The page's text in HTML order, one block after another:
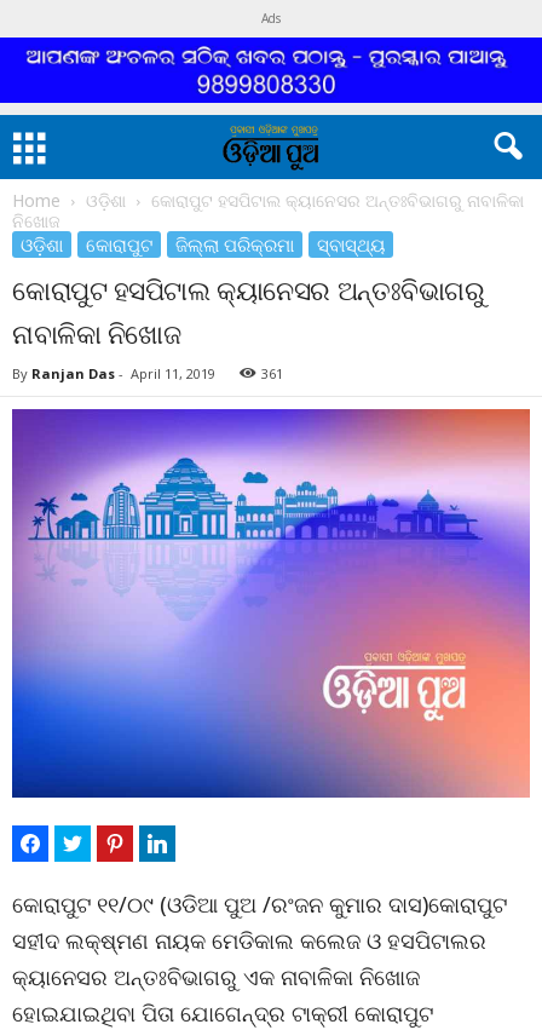
Ads
Home ଓଡ଼ିଶା
କୋରାପୁଟ ହସପିଟାଲ କ୍ୟାନେସର ଅନ୍ତଃବିଭାଗରୁ ନାବାଳିକା
ନିଖୋଜ
ଓଡ଼ିଶା କୋରାପୁଟ ଜିଲ୍ଲା ପରିକ୍ରମା ସ୍ବାସ୍ଥ୍ୟ
କୋରାପୁଟ ହସପିଟାଲ କ୍ୟାନେସର ଅନ୍ତଃବିଭାଗରୁ
ନାବାଳିକା ନିଖୋଜ
By Ranjan Das - April 11, 2019 361
କୋରାପୁଟ ୧୧/୦୯ (ଓଡିଆ ପୁଅ /ରଂଜନ କୁମାର ଦାସ)କୋରାପୁଟ
ସହୀଦ ଲକ୍ଷ୍ମଣ ନାୟକ ମେଡିକାଲ କଲେଜ ଓ ହସପିଟାଲର
କ୍ୟାନେସର ଅନ୍ତଃବିଭାଗରୁ ଏକ ନାବାଳିକା ନିଖୋଜ
ହୋଇଯାଇଥିବା ପିତା ଯୋଗେନ୍ଦ୍ର ଟାକ୍ରୀ କୋରାପୁଟ